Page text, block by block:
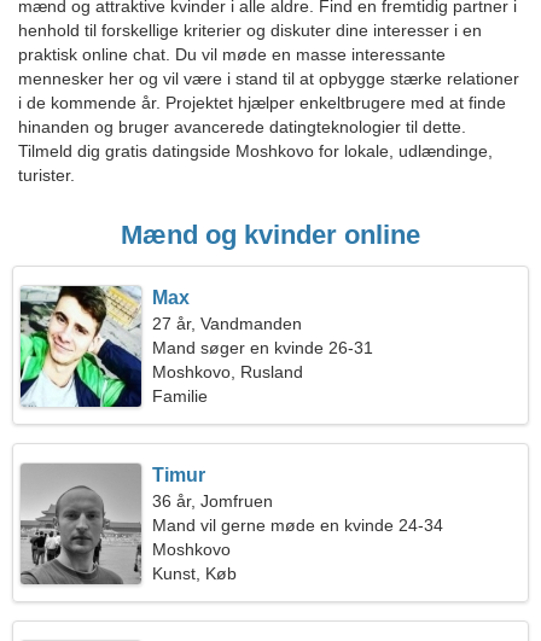
mænd og attraktive kvinder i alle aldre. Find en fremtidig partner i
henhold til forskellige kriterier og diskuter dine interesser i en
praktisk online chat. Du vil møde en masse interessante
mennesker her og vil være i stand til at opbygge stærke relationer
i de kommende år. Projektet hjælper enkeltbrugere med at finde
hinanden og bruger avancerede datingteknologier til dette.
Tilmeld dig gratis datingside Moshkovo for lokale, udlændinge,
turister.
Mænd og kvinder online
Max
27 år, Vandmanden
Mand søger en kvinde 26-31
Moshkovo, Rusland
Familie
Timur
36 år, Jomfruen
Mand vil gerne møde en kvinde 24-34
Moshkovo
Kunst, Køb